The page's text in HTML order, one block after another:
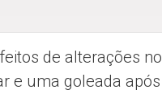
de alterações no
e uma goleada após